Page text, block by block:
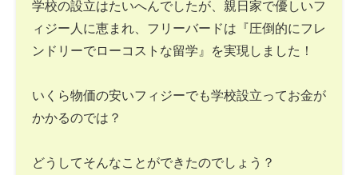
学校の設立はたいへんでしたが、親日家で優しいフ
ィジー人に恵まれ、フリーバードは『圧倒的にフレ
ンドリーでローコストな留学』を実現しました！
いくら物価の安いフィジーでも学校設立ってお金が
かかるのでは？
どうしてそんなことができたのでしょう？